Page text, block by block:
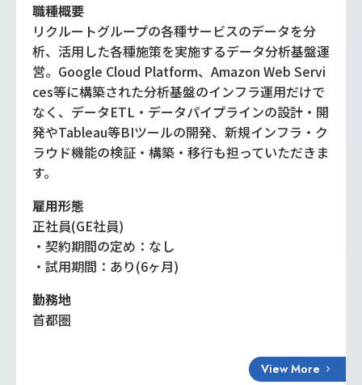
職種概要
リクルートグループの各種サービスのデータを分
析、活用した各種施策を実施するデータ分析基盤運
営。Google Cloud Platform、Amazon Web Servi
ces等に構築された分析基盤のインフラ運用だけで
なく、データETL・データパイプラインの設計・開
発やTableau等BIツールの開発、新規インフラ・ク
ラウド機能の検証・構築・移行も担っていただきま
す。
雇用形態
正社員(GE社員)
・契約期間の定め：なし
・試用期間：あり(6ヶ月)
勤務地
首都圏
View More